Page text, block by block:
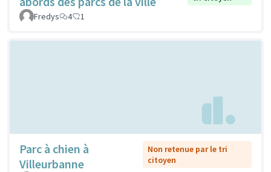
Fredys
4 1
Parc à chien à
Villeurbanne
Non retenue par le tri
citoyen